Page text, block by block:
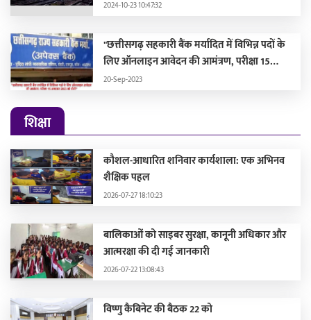
दिन आएगा एडमिट कार्ड
2024-10-23 10:47:32
"छत्तीसगढ़ सहकारी बैंक मर्यादित में विभिन्न पदों के
लिए ऑनलाइन आवेदन की आमंत्रण, परीक्षा 15
अक्टूबर 2023 को होगी"
20-Sep-2023
शिक्षा
कौशल-आधारित शनिवार कार्यशाला: एक अभिनव
शैक्षिक पहल
2026-07-27 18:10:23
बालिकाओं को साइबर सुरक्षा, कानूनी अधिकार और
आत्मरक्षा की दी गई जानकारी
2026-07-22 13:08:43
विष्णु कैबिनेट की बैठक 22 को